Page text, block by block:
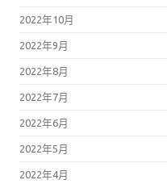
2022年10月
2022年9月
2022年8月
2022年7月
2022年6月
2022年5月
2022年4月